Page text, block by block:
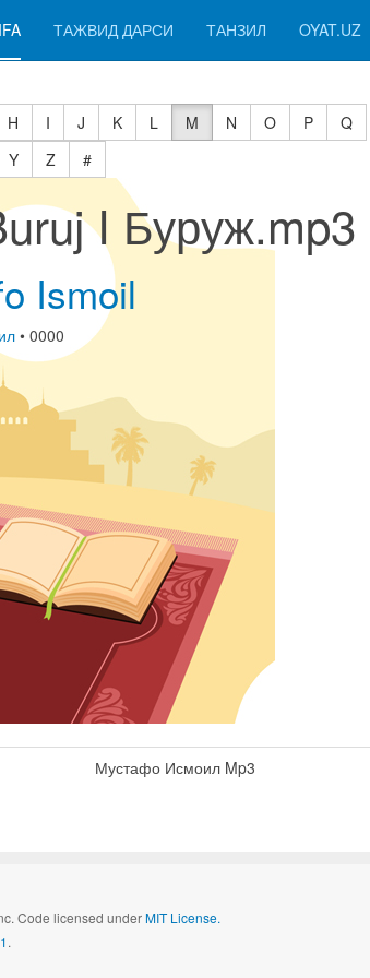
ТАЖВИД ДАРСИ ТАНЗИЛ OYAT.UZ
H I J K L M N O P
Q
Y Z
#
I Буруж.mp3
Ismoil
• 0000
Мустафо Исмоил Mp3
Code licensed underMIT License.
.